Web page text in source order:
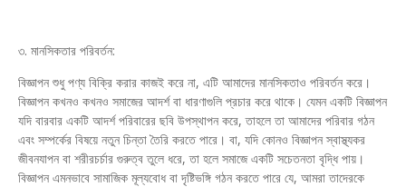
৩. মানসিকতার পরিবর্তন:
বিজ্ঞাপন শুধু পণ্য বিক্রি করার কাজই করে না, এটি আমাদের মানসিকতাও পরিবর্তন করে।
বিজ্ঞাপন কখনও কখনও সমাজের আদর্শ বা ধারণাগুলি প্রচার করে থাকে। যেমন একটি বিজ্ঞাপন
যদি বারবার একটি আদর্শ পরিবারের ছবি উপস্থাপন করে, তাহলে তা আমাদের পরিবার গঠন
এবং সম্পর্কের বিষয়ে নতুন চিন্তা তৈরি করতে পারে। বা, যদি কোনও বিজ্ঞাপন স্বাস্থ্যকর
জীবনযাপন বা শরীরচর্চার গুরুত্ব তুলে ধরে, তা হলে সমাজে একটি সচেতনতা বৃদ্ধি পায়।
বিজ্ঞাপন এমনভাবে সামাজিক মূল্যবোধ বা দৃষ্টিভঙ্গি গঠন করতে পারে যে, আমরা তাদেরকে